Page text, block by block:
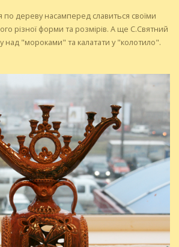
по дереву насамперед славиться своїми
різної форми та розмірів. А ще С.Святний
над "мороками" та калатати у "колотило".